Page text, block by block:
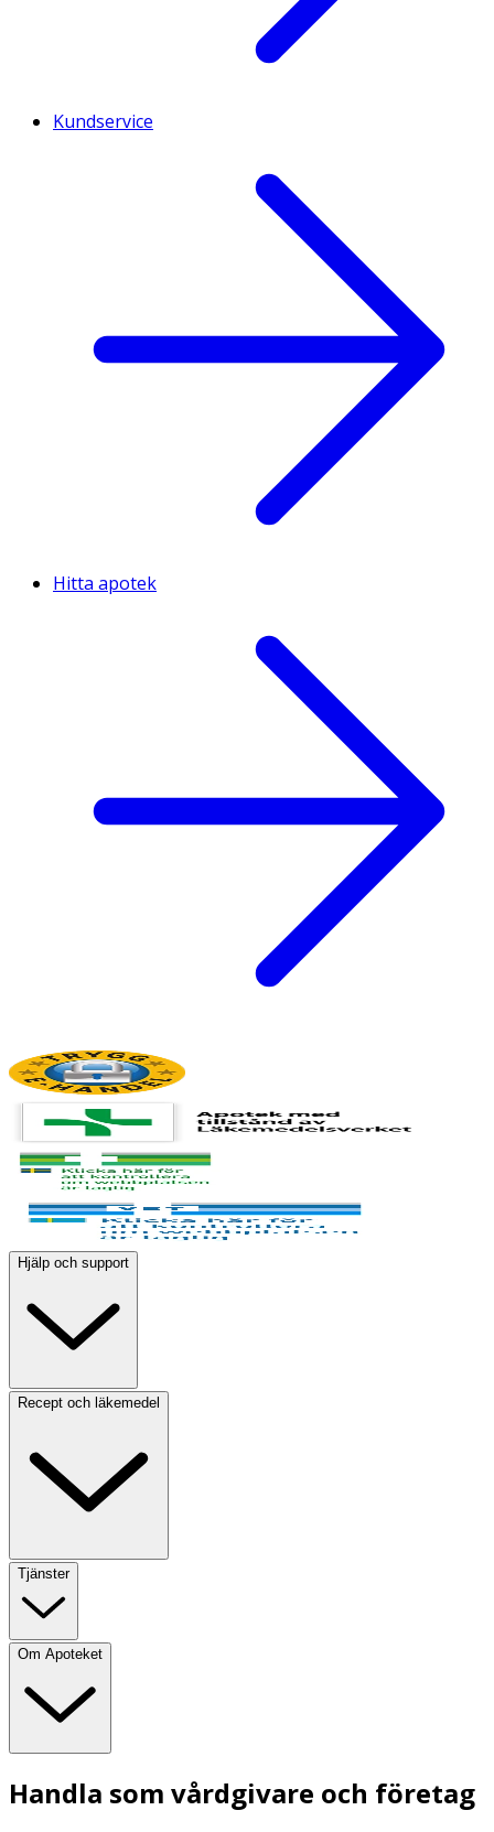
Kundservice
Hitta apotek
Hjälp och support
Recept och läkemedel
Tjänster
Om Apoteket
Handla som vårdgivare och företag